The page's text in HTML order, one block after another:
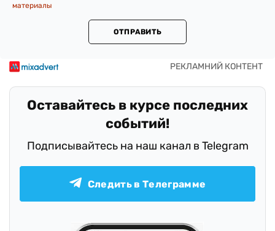
материалы
ОТПРАВИТЬ
Оставайтесь в курсе последних
событий!
Подписывайтесь на наш канал в Telegram
Следить в Телеграмме